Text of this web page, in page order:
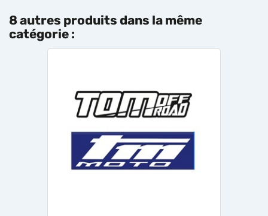
8 autres produits dans la même
catégorie :